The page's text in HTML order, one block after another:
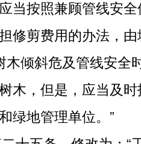
当按照兼顾管线安
修剪费用的办法，
木倾斜危及管线安全
木，但是，应当及
绿地管理单位。”